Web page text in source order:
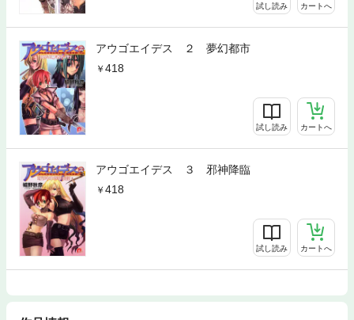
試し読み カートへ
アウゴエイデス ２ 夢幻都市
418
試し読み カートへ
アウゴエイデス ３ 邪神降臨
418
試し読み カートへ